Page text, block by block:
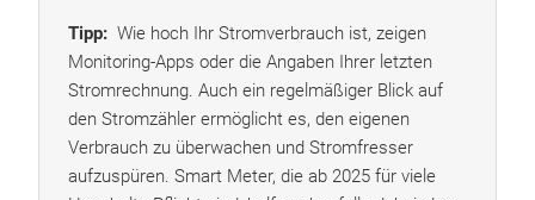
Tipp: Wie hoch Ihr Stromverbrauch ist, zeigen
Monitoring-Apps oder die Angaben Ihrer letzten
Stromrechnung. Auch ein regelmäßiger Blick auf
den Stromzähler ermöglicht es, den eigenen
Verbrauch zu überwachen und Stromfresser
aufzuspüren. Smart Meter, die ab 2025 für viele